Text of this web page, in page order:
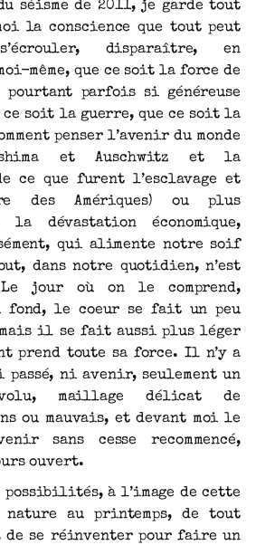
séisme de 2011, je garde tout
la conscience que tout peut
disparaître, en
même, que ce soit la force de
pourtant parfois si généreuse
soit la guerre, que ce soit la
penser l’avenir du monde
et Auschwitz et la
ce que furent l’esclavage et
des Amériques) ou plus
la dévastation économique,
qui alimente notre soif
dans notre quotidien, n’est
jour où on le comprend,
fond, le coeur se fait un peu
il se fait aussi plus léger
prend toute sa force. Il n’y a
ni avenir, seulement un
maillage délicat de
ou mauvais, et devant moi le
sans cesse recommencé,
ouvert.
possibilités, à l’image de cette
au printemps, de tout
de se réinventer pour faire un